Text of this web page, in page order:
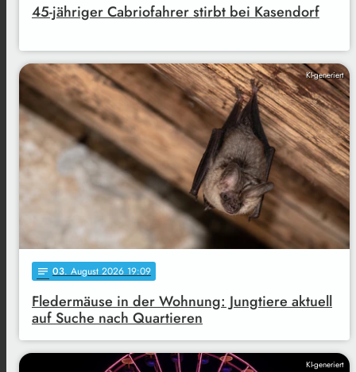
45-jähriger Cabriofahrer stirbt bei Kasendorf
KI-generiert
notes 03. August 2026 19:09
Fledermäuse in der Wohnung: Jungtiere aktuell
auf Suche nach Quartieren
KI-generiert